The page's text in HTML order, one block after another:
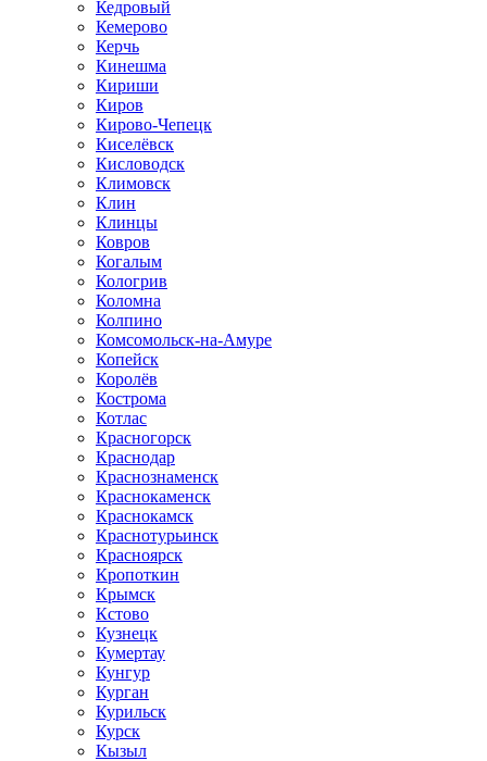
Кедровый
Кемерово
Керчь
Кинешма
Кириши
Киров
Кирово-Чепецк
Киселёвск
Кисловодск
Климовск
Клин
Клинцы
Ковров
Когалым
Кологрив
Коломна
Колпино
Комсомольск-на-Амуре
Копейск
Королёв
Кострома
Котлас
Красногорск
Краснодар
Краснознаменск
Краснокаменск
Краснокамск
Краснотурьинск
Красноярск
Кропоткин
Крымск
Кстово
Кузнецк
Кумертау
Кунгур
Курган
Курильск
Курск
Кызыл